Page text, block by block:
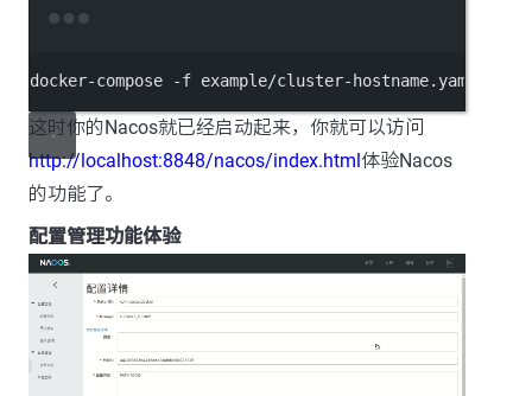
docker-compose -f example/cluster- hostname.yaml up
这时你的Nacos就已经启动起来，你就可以访问
http://localhost:8848/nacos/index.html体验Nacos
的功能了。
配置管理功能体验